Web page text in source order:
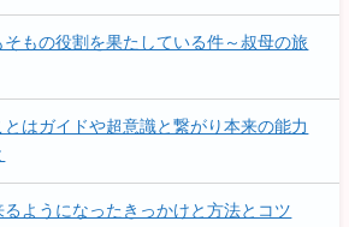
もの役割を果たしている件～叔母の旅
はガイドや超意識と繋がり本来の能力
ようになったきっかけと方法とコツ